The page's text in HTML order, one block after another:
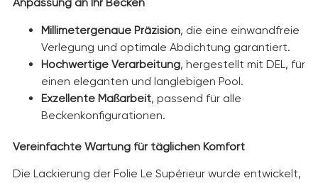
Millimetergenaue Präzision, die eine einwandfreie
Verlegung und optimale Abdichtung garantiert.
Hochwertige Verarbeitung, hergestellt mit DEL, für
einen eleganten und langlebigen Pool.
Exzellente Maßarbeit, passend für alle
Beckenkonfigurationen.
Vereinfachte Wartung für täglichen Komfort
Die Lackierung der Folie Le Supérieur wurde entwickelt,